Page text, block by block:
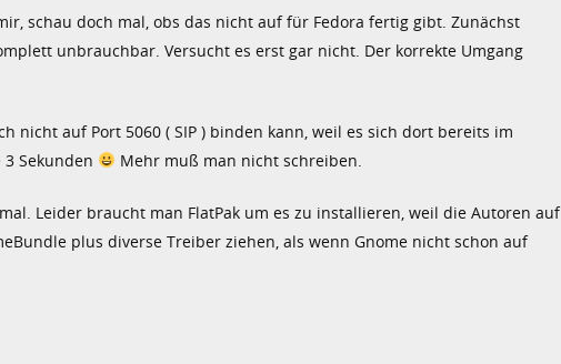
schau doch mal, obs das nicht auf für Fedora fertig gibt. Zunächst
unbrauchbar. Versucht es erst gar nicht. Der korrekte Umgang
nicht auf Port 5060 ( SIP ) binden kann, weil es sich dort bereits im
3 Sekunden Mehr muß man nicht schreiben.
Leider braucht man FlatPak um es zu installieren, weil die Autoren auf
plus diverse Treiber ziehen, als wenn Gnome nicht schon auf